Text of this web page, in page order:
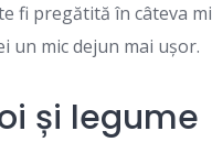
fi pregătită în câteva
un mic dejun mai ușor.
și legume